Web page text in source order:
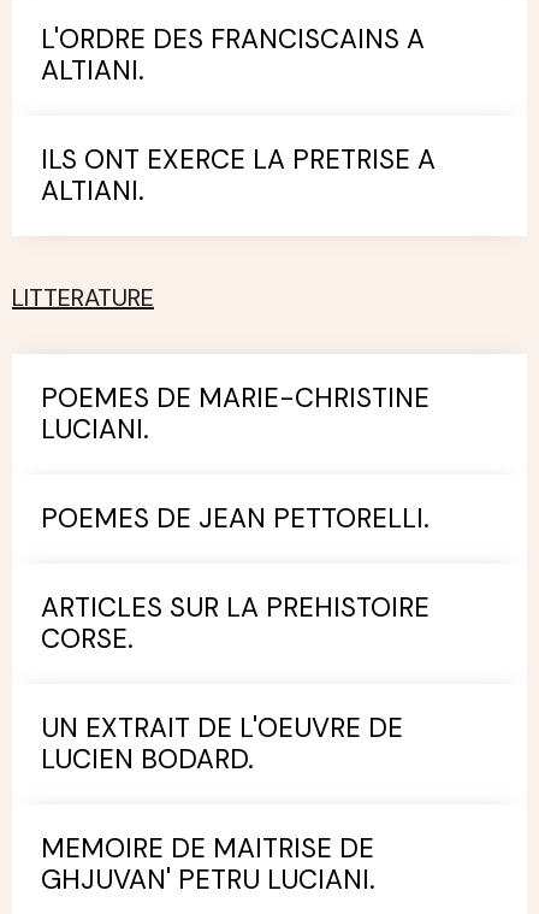
L'ORDRE DES FRANCISCAINS A
ALTIANI.
ILS ONT EXERCE LA PRETRISE A
ALTIANI.
LITTERATURE
POEMES DE MARIE-CHRISTINE
LUCIANI.
POEMES DE JEAN PETTORELLI.
ARTICLES SUR LA PREHISTOIRE
CORSE.
UN EXTRAIT DE L'OEUVRE DE
LUCIEN BODARD.
MEMOIRE DE MAITRISE DE
GHJUVAN' PETRU LUCIANI.